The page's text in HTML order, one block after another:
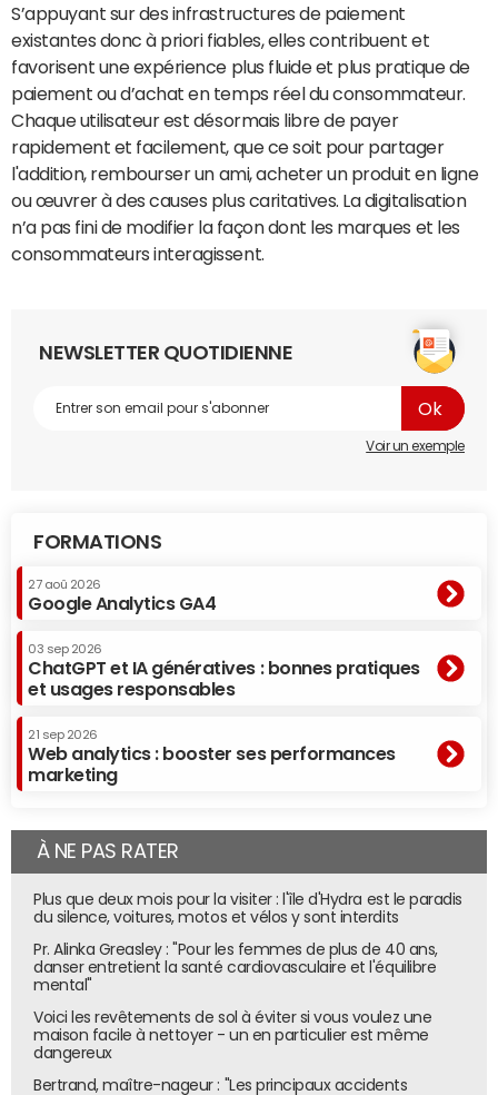
S’appuyant sur des infrastructures de paiement
existantes donc à priori fiables, elles contribuent et
favorisent une expérience plus fluide et plus pratique de
paiement ou d’achat en temps réel du consommateur.
Chaque utilisateur est désormais libre de payer
rapidement et facilement, que ce soit pour partager
l'addition, rembourser un ami, acheter un produit en ligne
ou œuvrer à des causes plus caritatives. La digitalisation
n’a pas fini de modifier la façon dont les marques et les
consommateurs interagissent.
NEWSLETTER QUOTIDIENNE
Voir un exemple
FORMATIONS
27 aoû 2026
Google Analytics GA4
03 sep 2026
ChatGPT et IA génératives : bonnes pratiques
et usages responsables
21 sep 2026
Web analytics : booster ses performances
marketing
À NE PAS RATER
Plus que deux mois pour la visiter : l'île d'Hydra est le paradis
du silence, voitures, motos et vélos y sont interdits
Pr. Alinka Greasley : "Pour les femmes de plus de 40 ans,
danser entretient la santé cardiovasculaire et l'équilibre
mental"
Voici les revêtements de sol à éviter si vous voulez une
maison facile à nettoyer - un en particulier est même
dangereux
Bertrand, maître-nageur : "Les principaux accidents